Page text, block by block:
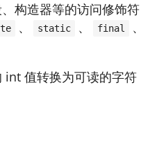
构造器等的访问修饰符
、 static 、 final 、
int 值转换为可读的字符